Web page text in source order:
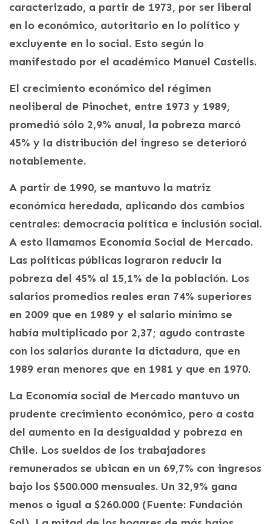
caracterizado, a partir de 1973, por ser liberal
en lo económico, autoritario en lo político y
excluyente en lo social. Esto según lo
manifestado por el académico Manuel Castells.
El crecimiento económico del régimen
neoliberal de Pinochet, entre 1973 y 1989,
promedió sólo 2,9% anual, la pobreza marcó
45% y la distribución del ingreso se deterioró
notablemente.
A partir de 1990, se mantuvo la matriz
económica heredada, aplicando dos cambios
centrales: democracia política e inclusión social.
A esto llamamos Economía Social de Mercado.
Las políticas públicas lograron reducir la
pobreza del 45% al 15,1% de la población. Los
salarios promedios reales eran 74% superiores
en 2009 que en 1989 y el salario mínimo se
había multiplicado por 2,37; agudo contraste
con los salarios durante la dictadura, que en
1989 eran menores que en 1981 y que en 1970.
La Economía social de Mercado mantuvo un
prudente crecimiento económico, pero a costa
del aumento en la desigualdad y pobreza en
Chile. Los sueldos de los trabajadores
remunerados se ubican en un 69,7% con ingresos
bajo los $500.000 mensuales. Un 32,9% gana
menos o igual a $260.000 (Fuente: Fundación